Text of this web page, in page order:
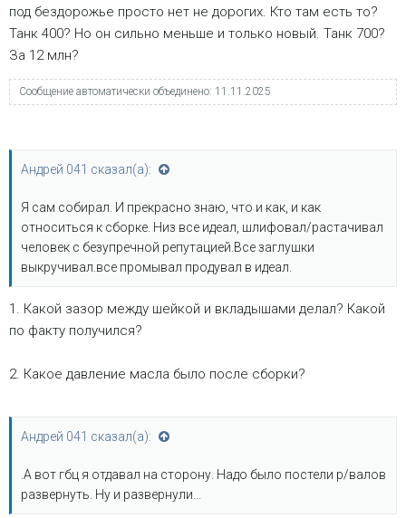
под бездорожье просто нет не дорогих. Кто там есть то?
Танк 400? Но он сильно меньше и только новый. Танк 700?
За 12 млн?
Сообщение автоматически объединено: 11.11.2025
Андрей 041 сказал(а):
Я сам собирал. И прекрасно знаю, что и как, и как
относиться к сборке. Низ все идеал, шлифовал/растачивал
человек с безупречной репутацией.Все заглушки
выкручивал.все промывал продувал в идеал.
1. Какой зазор между шейкой и вкладышами делал? Какой
по факту получился?
2. Какое давление масла было после сборки?
Андрей 041 сказал(а):
.А вот гбц я отдавал на сторону. Надо было постели р/валов
развернуть. Ну и развернули...